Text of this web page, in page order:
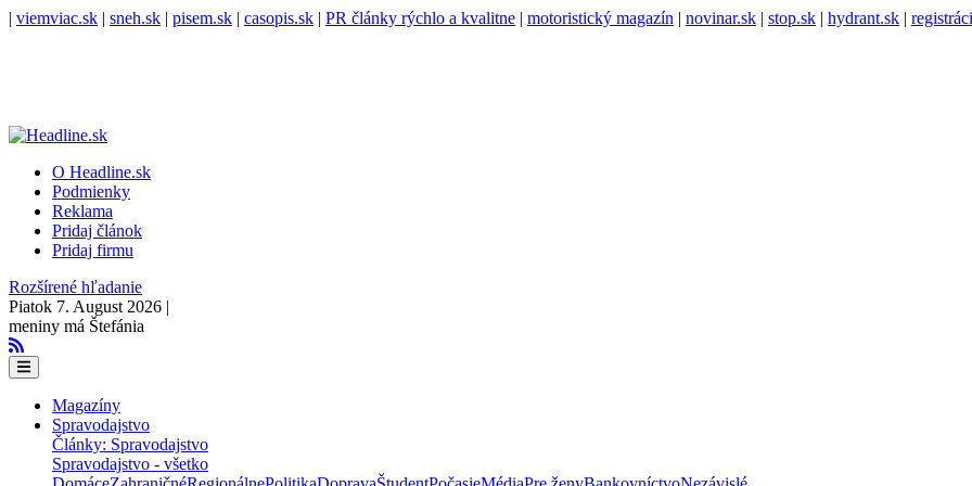
| viemviac.sk | sneh.sk | pisem.sk | casopis.sk | PR články rýchlo a kvalitne | motoristický magazín | novinar.sk | stop.sk | hydrant.sk |
O Headline.sk
Podmienky
Reklama
Pridaj článok
Pridaj firmu
Rozšírené hľadanie
Piatok 7. August 2026 |
meniny má Štefánia
Magazíny
Spravodajstvo
Články: Spravodajstvo
Spravodajstvo - všetko